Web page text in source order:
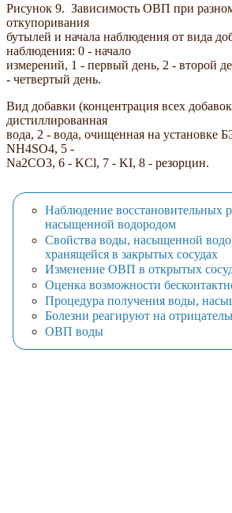
Рисунок 9. Зависимость ОВП при
откупоривания
бутылей и начала наблюдения от вида
наблюдения: 0 - начало
измерений, 1 - первый день, 2 - второй
- четвертый день.
Вид добавки (концентрация всех
дистиллированная
вода, 2 - вода, очищенная на установке
NH4SO4, 5 -
Na2CO3, 6 - KCl, 7 - KI, 8 - резорцин.
Наблюдение восстановительных
насыщенной водородом
Свойства воды, насыщенной
хранящейся в закрытых сосудах
Изменение ОВП в открытых
Оценка возможности
Процедура получения воды,
Болезни реагируют на
ОВП воды